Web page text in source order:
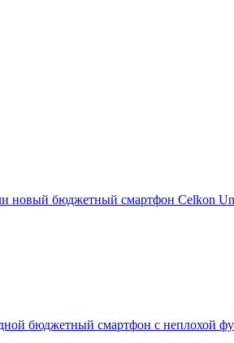
новый бюджетный смартфон Celkon
бюджетный смартфон с неплохой